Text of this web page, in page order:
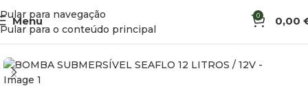
Pular para navegação
Pular para o conteúdo principal
Menu 0 0,00
Início Água Bombas